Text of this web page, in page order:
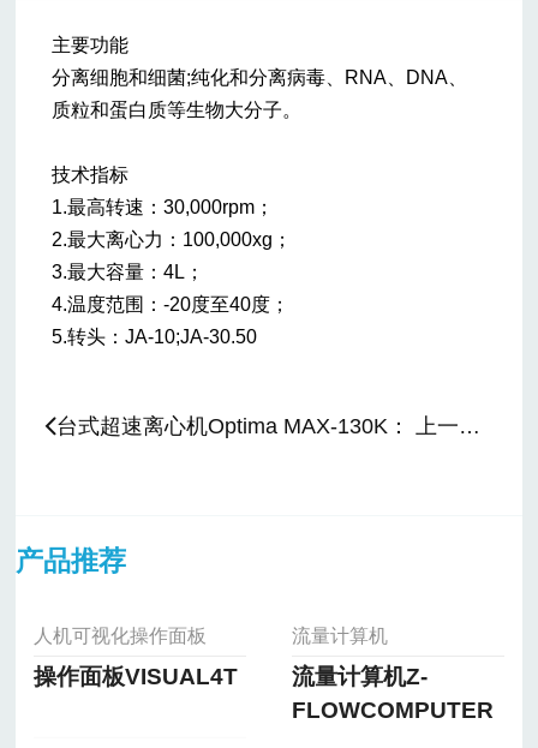
主要功能
分离细胞和细菌;纯化和分离病毒、RNA、DNA、
质粒和蛋白质等生物大分子。
技术指标
1.最高转速：30,000rpm；
2.最大离心力：100,000xg；
3.最大容量：4L；
4.温度范围：-20度至40度；
5.转头：JA-10;JA-30.50
台式超速离心机Optima MAX-130K： 上一篇：
产品推荐
人机可视化操作面板
操作面板VISUAL4T
流量计算机
流量计算机Z-
FLOWCOMPUTER